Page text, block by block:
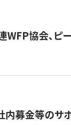
協会、ピ
内募金等のサ